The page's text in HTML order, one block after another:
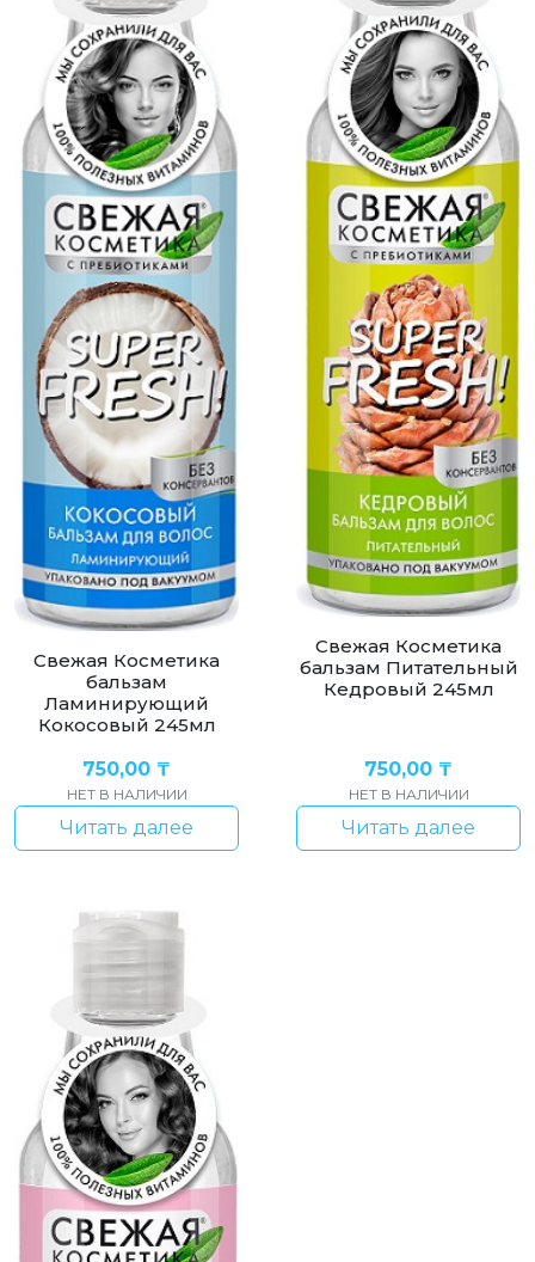
Свежая Косметика
бальзам
Ламинирующий
Кокосовый 245мл
750,00 ₸
НЕТ В НАЛИЧИИ
Читать далее
Свежая Косметика
бальзам Питательный
Кедровый 245мл
750,00 ₸
НЕТ В НАЛИЧИИ
Читать далее